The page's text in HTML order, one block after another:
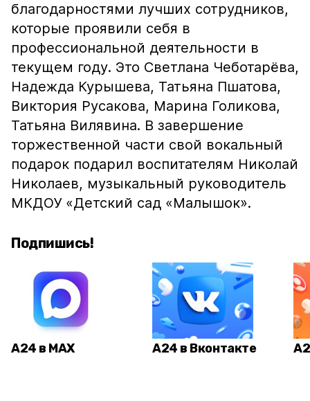
благодарностями лучших сотрудников,
которые проявили себя в
профессиональной деятельности в
текущем году. Это Светлана Чеботарёва,
Надежда Курышева, Татьяна Пшатова,
Виктория Русакова, Марина Голикова,
Татьяна Вилявина. В завершение
торжественной части свой вокальный
подарок подарил воспитателям Николай
Николаев, музыкальный руководитель
МКДОУ «Детский сад «Малышок».
Подпишись!
А24 в MAX А24 в Вконтакте